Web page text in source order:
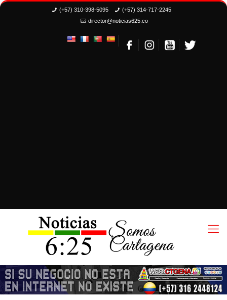
(+57) 310-398-5095
(+57) 314-717-2245
director@noticias625.co